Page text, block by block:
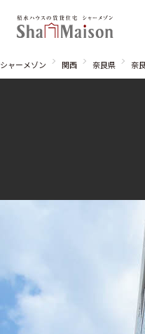
関西
シャーメゾン 関西 奈良県 奈